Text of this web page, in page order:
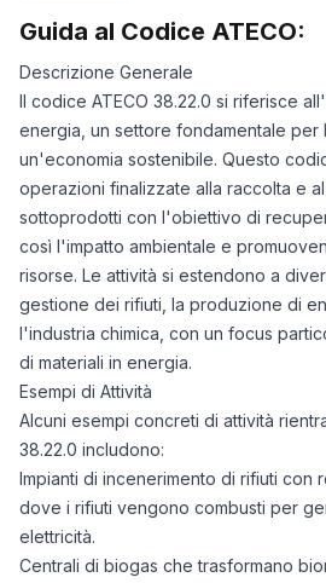
Guida al Codice ATECO:
Descrizione Generale
Il codice ATECO 38.22.0 si riferisce
energia, un settore fondamentale per
un'economia sostenibile. Questo
operazioni finalizzate alla raccolta e
sottoprodotti con l'obiettivo di
così l'impatto ambientale e
risorse. Le attività si estendono a
gestione dei rifiuti, la produzione di
l'industria chimica, con un focus
di materiali in energia.
Esempi di Attività
Alcuni esempi concreti di attività
38.22.0 includono:
Impianti di incenerimento di rifiuti con
dove i rifiuti vengono combusti per
elettricità.
Centrali di biogas che trasformano